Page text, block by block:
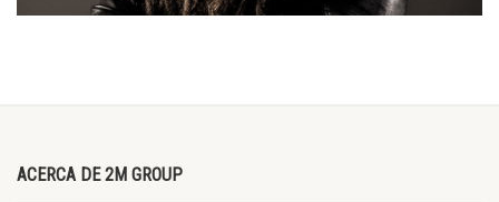
ACERCA DE 2M GROUP